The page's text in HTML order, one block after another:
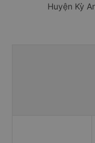
Huyện Kỳ